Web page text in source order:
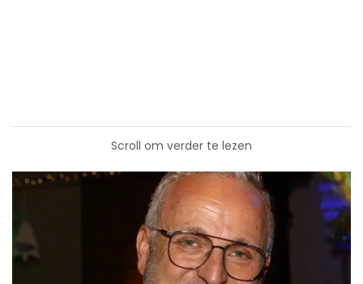
Scroll om verder te lezen